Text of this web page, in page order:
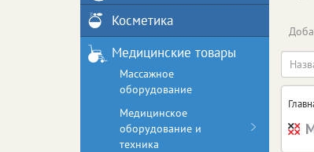
Косметика
Медицинские товары
Массажное
оборудование
Медицинское
оборудование и
техника